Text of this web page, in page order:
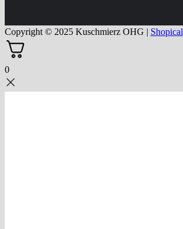
Copyright © 2025 Kuschmierz OHG | Shopical
0